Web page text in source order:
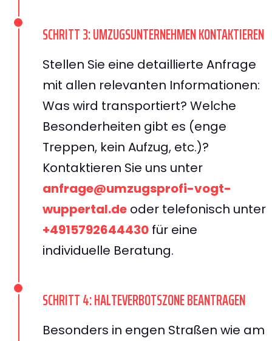
SCHRITT 3: UMZUGSUNTERNEHMEN KONTAKTIEREN
Stellen Sie eine detaillierte Anfrage
mit allen relevanten Informationen:
Was wird transportiert? Welche
Besonderheiten gibt es (enge
Treppen, kein Aufzug, etc.)?
Kontaktieren Sie uns unter
anfrage@umzugsprofi-vogt-
wuppertal.de oder telefonisch unter
+4915792644430 für eine
individuelle Beratung.
SCHRITT 4: HALTEVERBOTSZONE BEANTRAGEN
Besonders in engen Straßen wie am